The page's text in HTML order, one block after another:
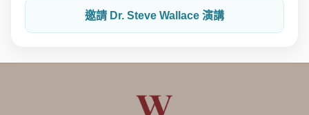
邀請 Dr. Steve Wallace 演講